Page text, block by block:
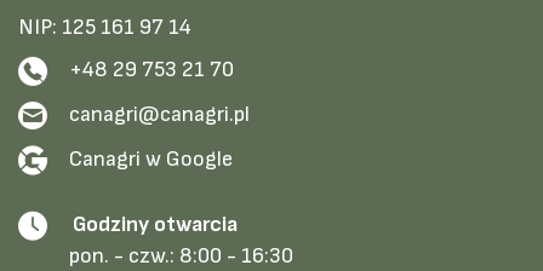
NIP: 125 161 97 14
+48 29 753 21 70
canagri@canagri.pl
Canagri w Google
Godziny otwarcia
pon. - czw.: 8:00 - 16:30